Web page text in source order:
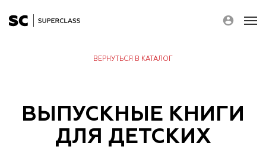
КАТАЛОГ
НОВОСТИ
КОНТАКТЫ
ВЕРНУТЬСЯ В КАТАЛОГ
ВЫПУСКНЫЕ КНИГИ
ДЛЯ ДЕТСКИХ